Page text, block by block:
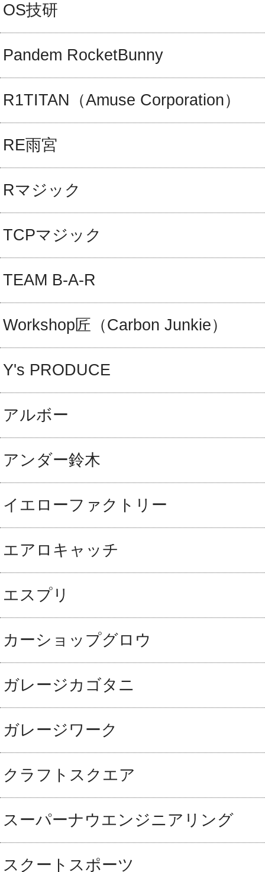
OS技研
Pandem RocketBunny
R1TITAN（Amuse Corporation）
RE雨宮
Rマジック
TCPマジック
TEAM B-A-R
Workshop匠（Carbon Junkie）
Y's PRODUCE
アルボー
アンダー鈴木
イエローファクトリー
エアロキャッチ
エスプリ
カーショップグロウ
ガレージカゴタニ
ガレージワーク
クラフトスクエア
スーパーナウエンジニアリング
スクートスポーツ